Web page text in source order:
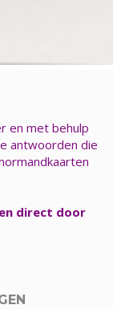
en met behulp
antwoorden die
direct door